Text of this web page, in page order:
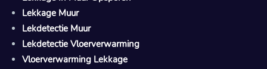
Lekkage Muur
Lekdetectie Muur
Lekdetectie Vloerverwarming
Vloerverwarming Lekkage